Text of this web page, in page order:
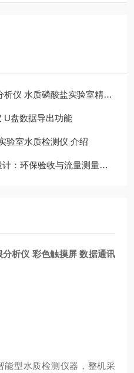
质磷酸盐实验室精准检测设备
U盘数据导出功能
验室水质检测仪 介绍
验收与流量测量的专业解决方案
分析仪 彩色触摸屏 数据通讯
能型水质检测仪器，整机采